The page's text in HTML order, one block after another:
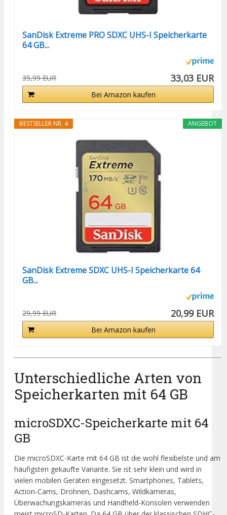
SanDisk Extreme PRO SDXC UHS-I Speicherkarte
64 GB...
35,99 EUR 33,03 EUR
Bei Amazon kaufen
ANGEBOT
BESTSELLER NR. 4
SanDisk Extreme SDXC UHS-I Speicherkarte 64
GB...
29,99 EUR 20,99 EUR
Bei Amazon kaufen
Unterschiedliche Arten von
Speicherkarten mit 64 GB
microSDXC-Speicherkarte mit 64
GB
Die microSDXC-Karte mit 64 GB ist die wohl flexibelste und am
häufigsten gekaufte Variante. Sie ist sehr klein und wird in
vielen mobilen Geräten eingesetzt. Smartphones, Tablets,
Action-Cams, Drohnen, Dashcams, Wildkameras,
Überwachungskameras und Handheld-Konsolen verwenden